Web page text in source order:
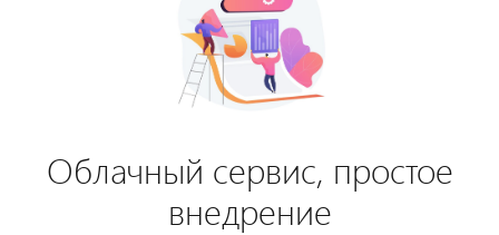
Облачный сервис, простое
внедрение